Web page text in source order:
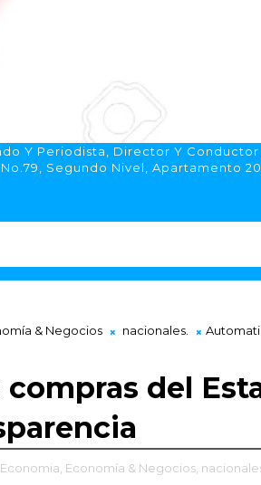
Y Periodista, Director Y
Segundo Nivel, Apartamento
& Negocios nacionales.
del
Economia, Economía & Negocios,